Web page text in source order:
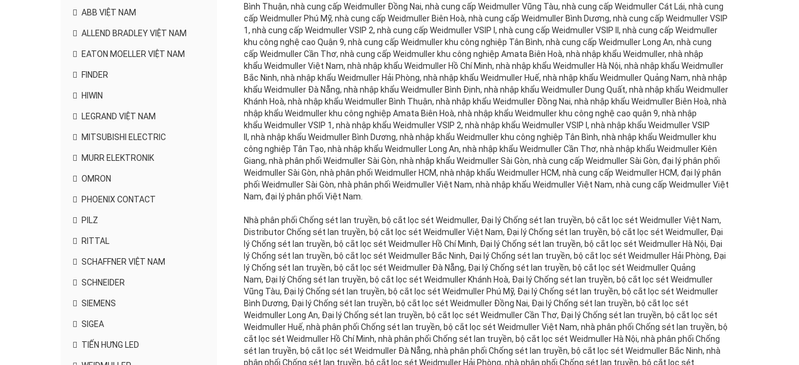
ABB VIỆT NAM
ALLEND BRADLEY VIỆT NAM
EATON MOELLER VIỆT NAM
FINDER
HIWIN
LEGRAND VIỆT NAM
MITSUBISHI ELECTRIC
MURR ELEKTRONIK
OMRON
PHOENIX CONTACT
PILZ
RITTAL
SCHAFFNER VIỆT NAM
SCHNEIDER
SIEMENS
SIGEA
TIẾN HƯNG LED
Bình Thuận, nhà cung cấp Weidmuller Đồng Nai, nhà cung cấp Weidmuller Vũng Tàu, nhà cung cấp Weidmuller Cát Lái, nhà cung
cấp Weidmuller Phú Mỹ, nhà cung cấp Weidmuller Biên Hoà, nhà cung cấp Weidmuller Bình Dương, nhà cung cấp Weidmuller VSIP
1, nhà cung cấp Weidmuller VSIP 2, nhà cung cấp Weidmuller VSIP I, nhà cung cấp Weidmuller VSIP II, nhà cung cấp Weidmuller
khu công nghệ cao Quận 9, nhà cung cấp Weidmuller khu công nghiệp Tân Bình, nhà cung cấp Weidmuller Long An, nhà cung
cấp Weidmuller Cần Thơ, nhà cung cấp Weidmuller khu công nghiệp Amata Biên Hoà, nhà nhập khẩu Weidmuller, nhà nhập
khẩu Weidmuller Việt Nam, nhà nhập khẩu Weidmuller Hồ Chí Minh, nhà nhập khẩu Weidmuller Hà Nội, nhà nhập khẩu Weidmuller
Bắc Ninh, nhà nhập khẩu Weidmuller Hải Phòng, nhà nhập khẩu Weidmuller Huế, nhà nhập khẩu Weidmuller Quảng Nam, nhà nhập
khẩu Weidmuller Đà Nẵng, nhà nhập khẩu Weidmuller Bình Định, nhà nhập khẩu Weidmuller Dung Quất, nhà nhập khẩu Weidmuller
Khánh Hoà, nhà nhập khẩu Weidmuller Bình Thuận, nhà nhập khẩu Weidmuller Đồng Nai, nhà nhập khẩu Weidmuller Biên Hoà, nhà
nhập khẩu Weidmuller khu công nghiệp Amata Biên Hoà, nhà nhập khẩu Weidmuller khu công nghệ cao quận 9, nhà nhập
khẩu Weidmuller VSIP 1, nhà nhập khẩu Weidmuller VSIP 2, nhà nhập khẩu Weidmuller VSIP I, nhà nhập khẩu Weidmuller VSIP
II, nhà nhập khẩu Weidmuller Bình Dương, nhà nhập khẩu Weidmuller khu công nghiệp Tân Bình, nhà nhập khẩu Weidmuller khu
công nghiệp Tân Tạo, nhà nhập khẩu Weidmuller Long An, nhà nhập khẩu Weidmuller Cần Thơ, nhà nhập khẩu Weidmuller Kiên
Giang, nhà phân phối Weidmuller Sài Gòn, nhà nhập khẩu Weidmuller Sài Gòn, nhà cung cấp Weidmuller Sài Gòn, đại lý phân phối
Weidmuller Sài Gòn, nhà phân phối Weidmuller HCM, nhà nhập khẩu Weidmuller HCM, nhà cung cấp Weidmuller HCM, đại lý phân
phối Weidmuller Sài Gòn, nhà phân phối Weidmuller Việt Nam, nhà nhập khẩu Weidmuller Việt Nam, nhà cung cấp Weidmuller Việt
Nam, đại lý phân phối Việt Nam.
Nhà phân phối Chống sét lan truyền, bộ cắt lọc sét Weidmuller, Đại lý Chống sét lan truyền, bộ cắt lọc sét Weidmuller Việt Nam,
Distributor Chống sét lan truyền, bộ cắt lọc sét Weidmuller Việt Nam, Đại lý Chống sét lan truyền, bộ cắt lọc sét Weidmuller, Đại
lý Chống sét lan truyền, bộ cắt lọc sét Weidmuller Hồ Chí Minh, Đại lý Chống sét lan truyền, bộ cắt lọc sét Weidmuller Hà Nội, Đại
lý Chống sét lan truyền, bộ cắt lọc sét Weidmuller Bắc Ninh, Đại lý Chống sét lan truyền, bộ cắt lọc sét Weidmuller Hải Phòng, Đại
lý Chống sét lan truyền, bộ cắt lọc sét Weidmuller Đà Nẵng, Đại lý Chống sét lan truyền, bộ cắt lọc sét Weidmuller Quảng
Nam, Đại lý Chống sét lan truyền, bộ cắt lọc sét Weidmuller Khánh Hoà, Đại lý Chống sét lan truyền, bộ cắt lọc sét Weidmuller
Vũng Tàu, Đại lý Chống sét lan truyền, bộ cắt lọc sét Weidmuller Phú Mỹ, Đại lý Chống sét lan truyền, bộ cắt lọc sét Weidmuller
Bình Dương, Đại lý Chống sét lan truyền, bộ cắt lọc sét Weidmuller Đồng Nai, Đại lý Chống sét lan truyền, bộ cắt lọc sét
Weidmuller Long An, Đại lý Chống sét lan truyền, bộ cắt lọc sét Weidmuller Cần Thơ, Đại lý Chống sét lan truyền, bộ cắt lọc sét
Weidmuller Huế, nhà phân phối Chống sét lan truyền, bộ cắt lọc sét Weidmuller Việt Nam, nhà phân phối Chống sét lan truyền, bộ
cắt lọc sét Weidmuller Hồ Chí Minh, nhà phân phối Chống sét lan truyền, bộ cắt lọc sét Weidmuller Hà Nội, nhà phân phối Chống
sét lan truyền, bộ cắt lọc sét Weidmuller Đà Nẵng, nhà phân phối Chống sét lan truyền, bộ cắt lọc sét Weidmuller Bắc Ninh, nhà
phân phối Chống sét lan truyền, bộ cắt lọc sét Weidmuller Hải Phòng, nhà phân phối Chống sét lan truyền, bộ cắt lọc sét